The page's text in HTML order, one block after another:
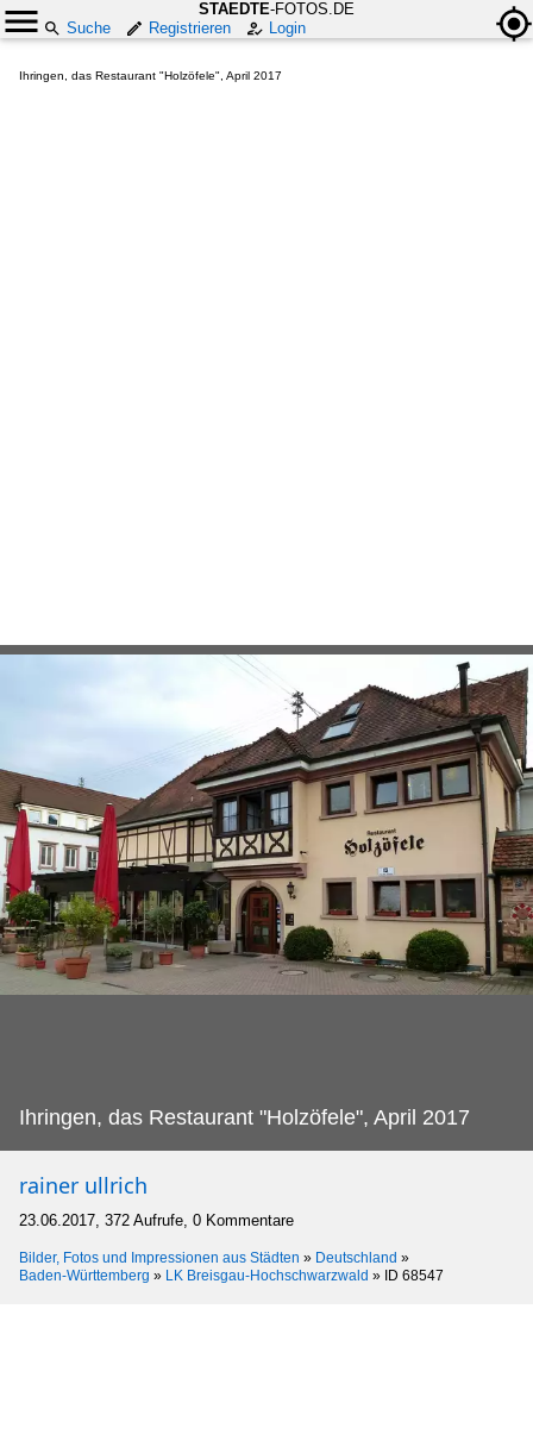
STAEDTE-FOTOS.DE
Suche
Registrieren Login
Ihringen, das Restaurant "Holzöfele", April 2017
Ihringen, das Restaurant "Holzöfele", April 2017
rainer ullrich
23.06.2017, 372 Aufrufe, 0 Kommentare
Bilder, Fotos und Impressionen aus Städten » Deutschland »
Baden-Württemberg » LK Breisgau-Hochschwarzwald » ID 68547